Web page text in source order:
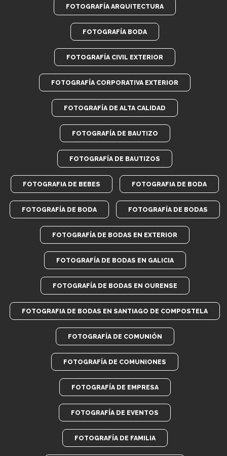
FOTOGRAFÍA ARQUITECTURA
FOTOGRAFÍA BODA
FOTOGRAFÍA CIVIL EXTERIOR
FOTOGRAFÍA CORPORATIVA EXTERIOR
FOTOGRAFÍA DE ALTA CALIDAD
FOTOGRAFÍA DE BAUTIZO
FOTOGRAFÍA DE BAUTIZOS
FOTOGRAFIA DE BEBES FOTOGRAFIA DE BODA
FOTOGRAFÍA DE BODA FOTOGRAFÍA DE BODAS
FOTOGRAFÍA DE BODAS EN EXTERIOR
FOTOGRAFÍA DE BODAS EN GALICIA
FOTOGRAFÍA DE BODAS EN OURENSE
FOTOGRAFIA DE BODAS EN SANTIAGO DE COMPOSTELA
FOTOGRAFÍA DE COMUNIÓN
FOTOGRAFÍA DE COMUNIONES
FOTOGRAFÍA DE EMPRESA
FOTOGRAFÍA DE EVENTOS
FOTOGRAFÍA DE FAMILIA